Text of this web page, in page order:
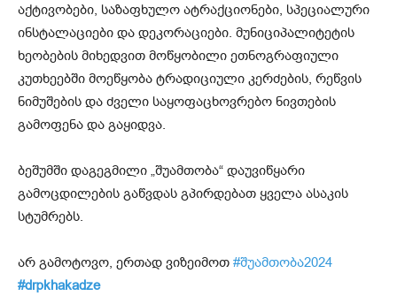
აქტივობები, საზაფხულო ატრაქციონები, სპეციალური
ინსტალაციები და დეკორაციები. მუნიციპალიტეტის
ხეობების მიხედვით მოწყობილი ეთნოგრაფიული
კუთხეებში მოეწყობა ტრადიციული კერძების, რეწვის
ნიმუშების და ძველი საყოფაცხოვრებო ნივთების
გამოფენა და გაყიდვა.
ბეშუმში დაგეგმილი „შუამთობა“ დაუვიწყარი
გამოცდილების გაწვდას გპირდებათ ყველა ასაკის
სტუმრებს.
არ გამოტოვო, ერთად ვიზეიმოთ #შუამთობა2024
#drpkhakadze